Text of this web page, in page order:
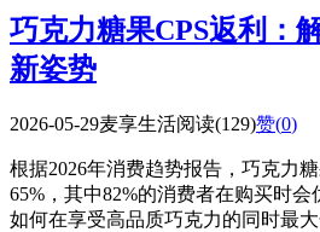
巧克力糖果CPS返利：
新姿势
2026-05-29麦享生活阅读(129)赞(0)
根据2026年消费趋势报告，巧克力
65%，其中82%的消费者在购买时会
如何在享受高品质巧克力的同时最